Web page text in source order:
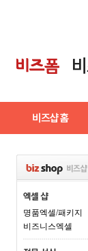
명품엑셀/패키지
비즈니스엑셀